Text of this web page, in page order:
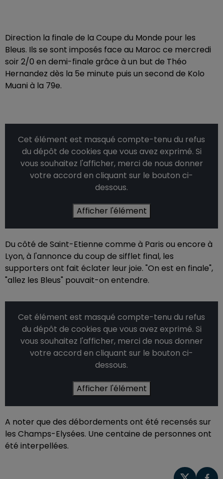
Direction la finale de la Coupe du Monde pour les
Bleus. Ils se sont imposés face au Maroc ce mercredi
soir 2/0 en demi-finale grâce à un but de Théo
Hernandez dès la 5e minute puis un second de Kolo
Muani à la 79e.
Cet élément est masqué compte-tenu du refus
du dépôt de cookies que vous avez exprimé. Si
vous souhaitez l'afficher, merci de nous donner
votre accord en cliquant sur le bouton ci-
dessous.
Afficher l'élément
Du côté de Saint-Etienne comme à Paris ou encore à
Lyon, à l'annonce du coup de sifflet final, les
supporters ont fait éclater leur joie. "On est en finale",
"allez les Bleus" pouvait-on entendre.
Cet élément est masqué compte-tenu du refus
du dépôt de cookies que vous avez exprimé. Si
vous souhaitez l'afficher, merci de nous donner
votre accord en cliquant sur le bouton ci-
dessous.
Afficher l'élément
A noter que des débordements ont été recensés sur
les Champs-Elysées. Une centaine de personnes ont
été interpellées.